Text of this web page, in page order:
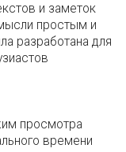
и заметок
простым и
разработана для
просмотра
времени